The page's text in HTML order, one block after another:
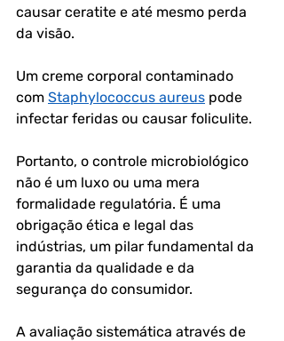
causar ceratite e até mesmo perda
da visão.
Um creme corporal contaminado
com Staphylococcus aureus pode
infectar feridas ou causar foliculite.
Portanto, o controle microbiológico
não é um luxo ou uma mera
formalidade regulatória. É uma
obrigação ética e legal das
indústrias, um pilar fundamental da
garantia da qualidade e da
segurança do consumidor.
A avaliação sistemática através de